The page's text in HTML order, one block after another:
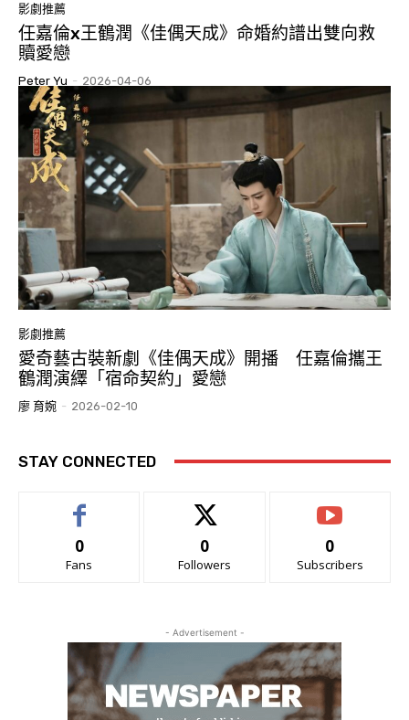
影劇推薦
任嘉倫x王鶴潤《佳偶天成》命婚約譜出雙向救
贖愛戀
Peter Yu - 2026-04-06
影劇推薦
愛奇藝古裝新劇《佳偶天成》開播 任嘉倫攜王
鶴潤演繹「宿命契約」愛戀
廖 育婉 - 2026-02-10
STAY CONNECTED
0
Fans
0
Followers
0
Subscribers
- Advertisement -